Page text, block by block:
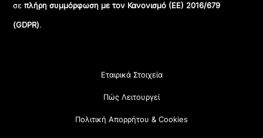
σεπλήρη συμμόρφωση με τον Κανονισμό (ΕΕ) 2016/679
(GDPR).
Εταιρικά Στοιχεία
Πώς Λειτουργεί
Πολιτική Απορρήτου & Cookies